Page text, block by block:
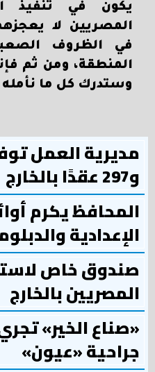
يكون في تنفيذ
المصريين لا
في الظروف
المنطقة، ومن ثم
وستدرك كل ما نأمله
و297 عقدًا بالخارج
المحافظ يكرم
الإعدادية
صندوق خاص
المصريين بالخارج
جراحية «عيون»